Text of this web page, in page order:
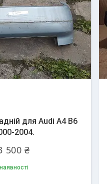
для Audi A4 B6
2004.
500 ₴